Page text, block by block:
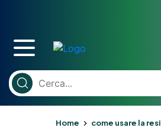
Home come usare la